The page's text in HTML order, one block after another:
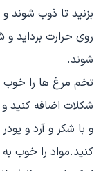
بزنید تا ذوب شوند
شوند.
تخم مرغ ها را خوب
شکلات اضافه کنید
و با شکر و آرد و
کنید.مواد را خوب